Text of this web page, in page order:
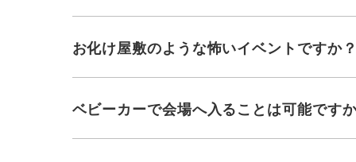
お化け屋敷のような怖いイベントですか
ベビーカーで会場へ入ることは可能です